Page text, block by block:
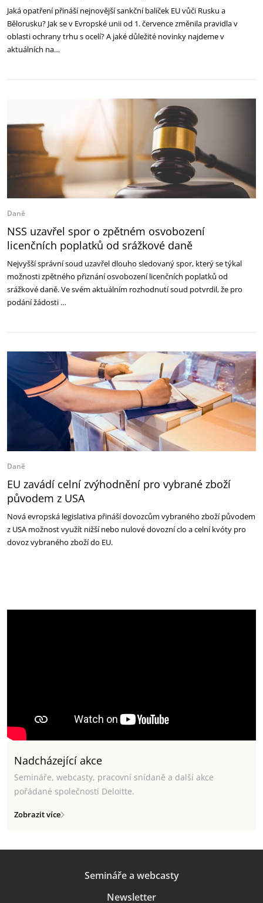
Jaká opatření přináší nejnovější sankční balíček EU vůči Rusku a
Bělorusku? Jak se v Evropské unii od 1. července změnila pravidla v
oblasti ochrany trhu s ocelí? A jaké důležité novinky najdeme v
aktuálních na…
Daně
NSS uzavřel spor o zpětném osvobození
licenčních poplatků od srážkové daně
Nejvyšší správní soud uzavřel dlouho sledovaný spor, který se týkal
možnosti zpětného přiznání osvobození licenčních poplatků od
srážkové daně. Ve svém aktuálním rozhodnutí soud potvrdil, že pro
podání žádosti …
Daně
EU zavádí celní zvýhodnění pro vybrané zboží
původem z USA
Nová evropská legislativa přináší dovozcům vybraného zboží původem
z USA možnost využít nižší nebo nulové dovozní clo a celní kvóty pro
dovoz vybraného zboží do EU.
Nadcházející akce
Semináře, webcasty, pracovní snídaně a další akce
pořádané společností Deloitte.
Zobrazit více
Semináře a webcasty
Newsletter